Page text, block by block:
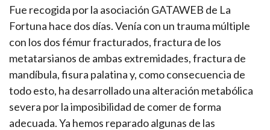
Fue recogida por la asociación GATAWEB de La
Fortuna hace dos días. Venía con un trauma múltiple
con los dos fémur fracturados, fractura de los
metatarsianos de ambas extremidades, fractura de
mandíbula, fisura palatina y, como consecuencia de
todo esto, ha desarrollado una alteración metabólica
severa por la imposibilidad de comer de forma
adecuada. Ya hemos reparado algunas de las